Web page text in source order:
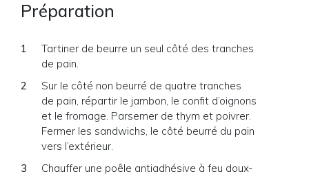
Préparation
Tartiner de beurre un seul côté des tranches
de pain.
Sur le côté non beurré de quatre tranches
de pain, répartir le jambon, le confit d’oignons
et le fromage. Parsemer de thym et poivrer.
Fermer les sandwichs, le côté beurré du pain
vers l’extérieur.
Chauffer une poêle antiadhésive à feu doux-